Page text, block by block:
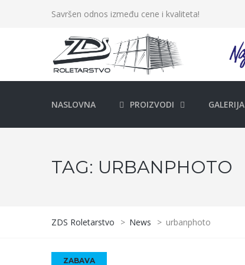
Savršen odnos između cene i kvaliteta!
NASLOVNA PROIZVODI GALERIJA
TAG: URBANPHOTO
ZDS Roletarstvo > News > urbanphoto
ZABAVA